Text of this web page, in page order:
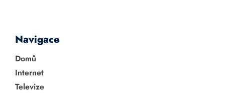
Navigace
Domů
Internet
Televize